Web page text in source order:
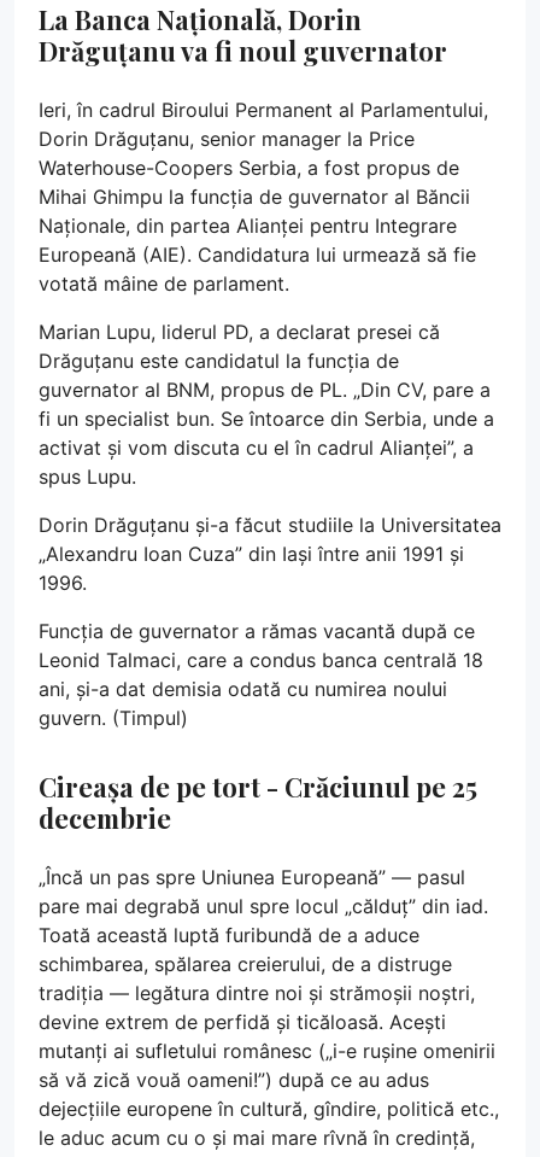
La Banca Națională, Dorin
Drăguțanu va fi noul guvernator
Ieri, în cadrul Biroului Permanent al Parlamentului,
Dorin Drăguțanu, senior manager la Price
Waterhouse-Coopers Serbia, a fost propus de
Mihai Ghimpu la funcția de guvernator al Băncii
Naționale, din partea Alianței pentru Integrare
Europeană (AIE). Candidatura lui urmează să fie
votată mâine de parlament.
Marian Lupu, liderul PD, a declarat presei că
Drăguțanu este candidatul la funcția de
guvernator al BNM, propus de PL. „Din CV, pare a
fi un specialist bun. Se întoarce din Serbia, unde a
activat și vom discuta cu el în cadrul Alianței”, a
spus Lupu.
Dorin Drăguțanu și-a făcut studiile la Universitatea
„Alexandru Ioan Cuza” din Iași între anii 1991 și
1996.
Funcția de guvernator a rămas vacantă după ce
Leonid Talmaci, care a condus banca centrală 18
ani, și-a dat demisia odată cu numirea noului
guvern. (Timpul)
Cireașa de pe tort - Crăciunul pe 25
decembrie
„Încă un pas spre Uniunea Europeană” — pasul
pare mai degrabă unul spre locul „călduț” din iad.
Toată această luptă furibundă de a aduce
schimbarea, spălarea creierului, de a distruge
tradiția — legătura dintre noi și strămoșii noștri,
devine extrem de perfidă și ticăloasă. Acești
mutanți ai sufletului românesc („i-e rușine omenirii
să vă zică vouă oameni!”) după ce au adus
dejecțiile europene în cultură, gîndire, politică etc.,
le aduc acum cu o și mai mare rîvnă în credință,